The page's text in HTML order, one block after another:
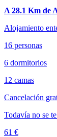
A 28.1 Km de
Alojamiento
16 personas
6 dormitorios
12 camas
Cancelación
Todavía no se
61 €